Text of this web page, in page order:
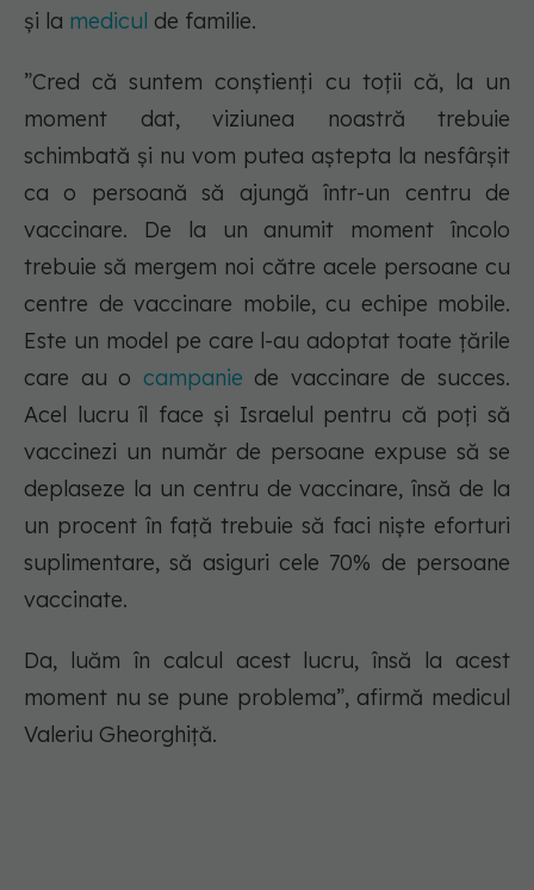
și la medicul de familie.
”Cred că suntem conștienți cu toții că, la un
moment dat, viziunea noastră trebuie
schimbată și nu vom putea aștepta la nesfârșit
ca o persoană să ajungă într-un centru de
vaccinare. De la un anumit moment încolo
trebuie să mergem noi către acele persoane cu
centre de vaccinare mobile, cu echipe mobile.
Este un model pe care l-au adoptat toate țările
care au o campanie de vaccinare de succes.
Acel lucru îl face și Israelul pentru că poți să
vaccinezi un număr de persoane expuse să se
deplaseze la un centru de vaccinare, însă de la
un procent în față trebuie să faci niște eforturi
suplimentare, să asiguri cele 70% de persoane
vaccinate.
Da, luăm în calcul acest lucru, însă la acest
moment nu se pune problema”, afirmă medicul
Valeriu Gheorghiță.